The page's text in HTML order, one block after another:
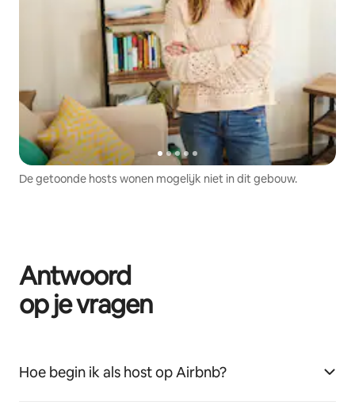
De getoonde hosts wonen mogelijk niet in dit gebouw.
Antwoord
op je vragen
Hoe begin ik als host op Airbnb?